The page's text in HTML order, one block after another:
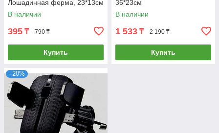
Лошадинная ферма, 23*13см
В наличии
395 ₸ 790 ₸
Купить
36*23см
В наличии
1 533 ₸ 2 190 ₸
Купить
–20%